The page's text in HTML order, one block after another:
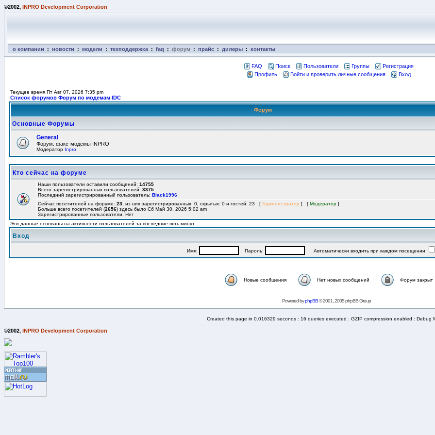
©2002, INPRO Development Corporation
о компании : новости : модели : техподдержка : faq : форум : прайс : дилеры : контакты
FAQ Поиск Пользователи Группы
Регистрация
Профиль
Войти и проверить личные сообщения Вход
Текущее время Пт Авг 07, 2026 7:35 pm
Список форумов Форум по модемам IDC
Форум
Основные Форумы
General
Форум: факс-модемы INPRO
Модератор Inpro
Кто сейчас на форуме
Наши пользователи оставили сообщений: 14755
Всего зарегистрированных пользователей: 3375
Последний зарегистрированный пользователь: Black1996
Сейчас посетителей на форуме: 23 , из них зарегистрированных: 0, скрытых: 0 и гостей: 23 [ Администратор ] [ Модератор ]
Больше всего посетителей (2656) здесь было Сб Май 30, 2026 5:02 am
Зарегистрированные пользователи: Нет
Эти данные основаны на активности пользователей за последние пять минут
Вход
Имя: Пароль: Автоматически входить при каждом посещении
Новые сообщения Нет новых сообщений Форум закрыт
Powered byphpBB© 2001, 2005 phpBB Group
Created this page in 0.016329 seconds : 16 queries executed : GZIP compression enabled : Debug
©2002, INPRO Development Corporation